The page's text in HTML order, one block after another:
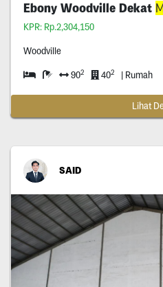
Ebony Woodville Dekat
KPR: Rp.2,304,150
Woodville
902 402 | Rumah
Lihat
SAID